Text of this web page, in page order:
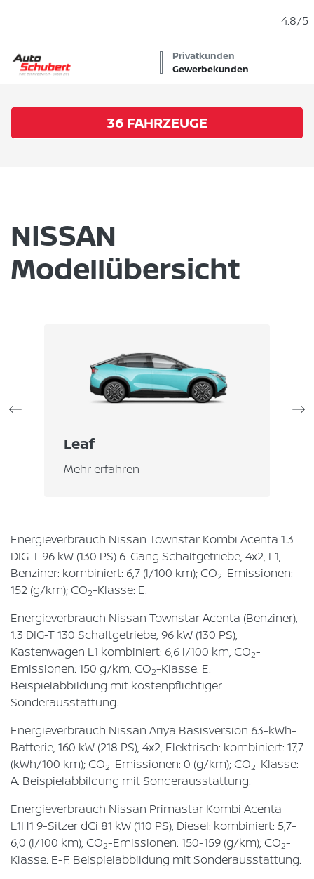
4.8/5
Privatkunden
Gewerbekunden
36 FAHRZEUGE
NISSAN
Modellübersicht
Leaf
Mehr erfahren
Energieverbrauch Nissan Townstar Kombi Acenta 1.3
DIG-T 96 kW (130 PS) 6-Gang Schaltgetriebe, 4x2, L1,
Benziner: kombiniert: 6,7 (l/100 km); CO2-Emissionen:
152 (g/km); CO2-Klasse: E.
Energieverbrauch Nissan Townstar Acenta (Benziner),
1.3 DIG-T 130 Schaltgetriebe, 96 kW (130 PS),
Kastenwagen L1 kombiniert: 6,6 l/100 km, CO2-
Emissionen: 150 g/km, CO2-Klasse: E.
Beispielabbildung mit kostenpflichtiger
Sonderausstattung.
Energieverbrauch Nissan Ariya Basisversion 63-kWh-
Batterie, 160 kW (218 PS), 4x2, Elektrisch: kombiniert: 17,7
(kWh/100 km); CO2-Emissionen: 0 (g/km); CO2-Klasse:
A. Beispielabbildung mit Sonderausstattung.
Energieverbrauch Nissan Primastar Kombi Acenta
L1H1 9-Sitzer dCi 81 kW (110 PS), Diesel: kombiniert: 5,7-
6,0 (l/100 km); CO2-Emissionen: 150-159 (g/km); CO2-
Klasse: E-F. Beispielabbildung mit Sonderausstattung.